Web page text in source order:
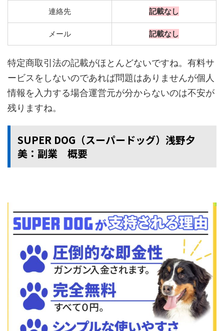
連絡先 記載なし
メール 記載なし
特定商取引法の記載がほとんどないですね。有料サ
ービスをしないのであれば問題はありませんが個人
情報を入力する場合運営元が分からないのは不安が
残りますね。
SUPER DOG（スーパードッグ）浅野夕
美：副業 概要